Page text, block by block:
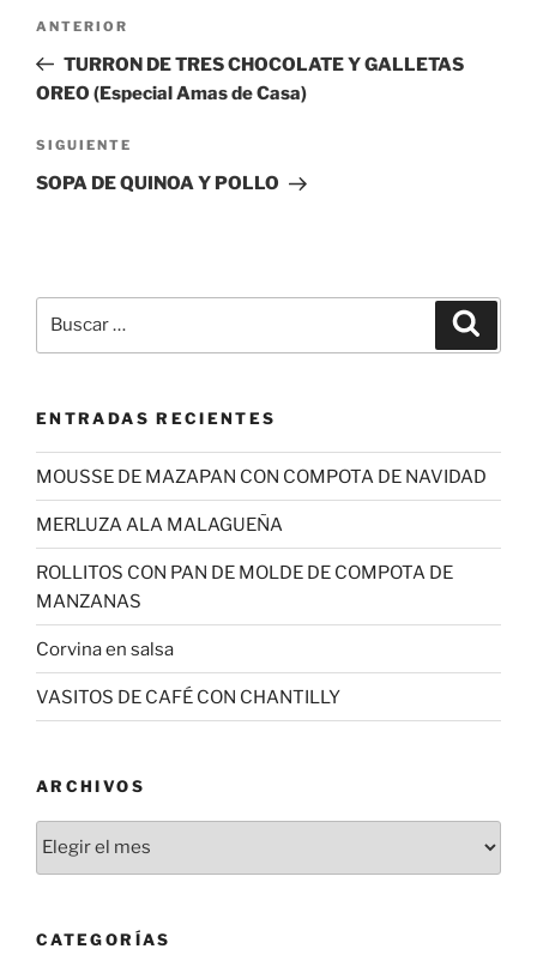
entradas
Entrada
anterior:
ANTERIOR
TURRON DE TRES CHOCOLATE Y GALLETAS
OREO (Especial Amas de Casa)
Siguiente
entrada
SIGUIENTE
SOPA DE QUINOA Y POLLO
por:
ENTRADAS RECIENTES
MOUSSE DE MAZAPAN CON COMPOTA DE NAVIDAD
MERLUZA ALA MALAGUEÑA
ROLLITOS CON PAN DE MOLDE DE COMPOTA DE
MANZANAS
Corvina en salsa
VASITOS DE CAFÉ CON CHANTILLY
ARCHIVOS
CATEGORÍAS